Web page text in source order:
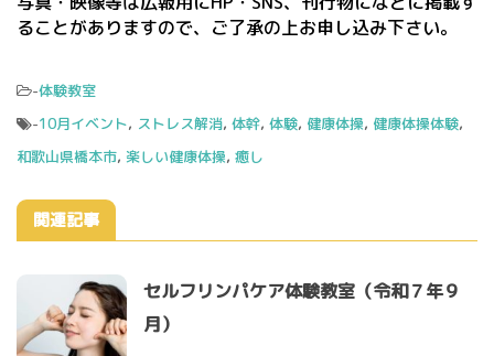
ることがありますので、ご了承の上お申し込み下さい。
-体験教室
-10月イベント, ストレス解消, 体幹, 体験, 健康体操, 健康体操体験,
和歌山県橋本市, 楽しい健康体操, 癒し
関連記事
セルフリンパケア体験教室（令和７年９
月）